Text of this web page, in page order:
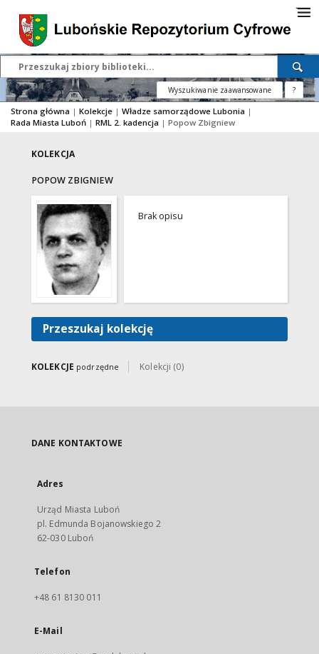
Wyszukiwanie zaawansowane ?
Strona główna | Kolekcje | Władze samorządowe Lubonia |
Rada Miasta Luboń | RML 2. kadencja | Popow Zbigniew
KOLEKCJA
POPOW ZBIGNIEW
Brak opisu
Przeszukaj kolekcję
KOLEKCJE podrzędne Kolekcji (0)
DANE KONTAKTOWE
Adres
Urząd Miasta Luboń
pl. Edmunda Bojanowskiego 2
62-030 Luboń
Telefon
+48 61 8130 011
E-Mail